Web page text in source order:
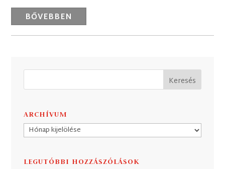
BŐVEBBEN
ARCHÍVUM
Archívum
LEGUTÓBBI HOZZÁSZÓLÁSOK